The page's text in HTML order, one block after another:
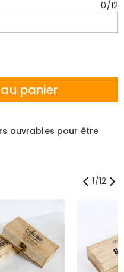
0/12
panier
ouvrables pour être
1/12